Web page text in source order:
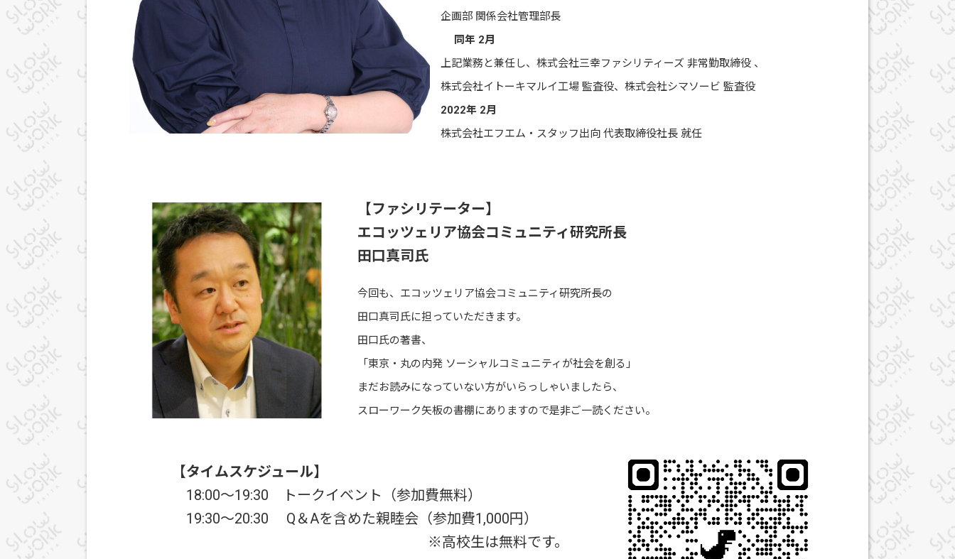
企画部 関係会社管理部長
同年 2月
上記業務と兼任し、株式会社三幸ファシリティーズ 非常勤取締役 、
株式会社イトーキマルイ工場 監査役、株式会社シマソービ 監査役
2022年 2月
株式会社エフエム・スタッフ出向 代表取締役社長 就任
【ファシリテーター】
エコッツェリア協会コミュニティ研究所⻑
田口真司氏
今回も、エコッツェリア協会コミュニティ研究所⻑の
田口真司氏に担っていただきます。
田口氏の著書、
「東京・丸の内発 ソーシャルコミュニティが社会を創る」
まだお読みになっていない方がいらっしゃいましたら、
スローワーク矢板の書棚にありますので是非ご一読ください。
【タイムスケジュール】
18:00～19:30 トークイベント（参加費無料）
19:30～20:30 Q＆Aを含めた親睦会（参加費1,000円）
※高校生は無料です。